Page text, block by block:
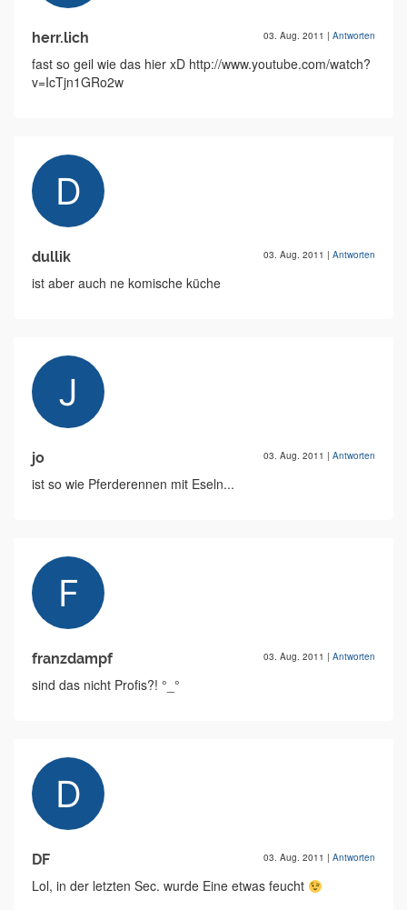
herr.lich 03. Aug. 2011 | Antworten
fast so geil wie das hier xD http://www.youtube.com/watch?
v=IcTjn1GRo2w
dullik 03. Aug. 2011 | Antworten
ist aber auch ne komische küche
jo 03. Aug. 2011 | Antworten
ist so wie Pferderennen mit Eseln...
franzdampf 03. Aug. 2011 | Antworten
sind das nicht Profis?! °_°
DF 03. Aug. 2011 | Antworten
Lol, in der letzten Sec. wurde Eine etwas feucht